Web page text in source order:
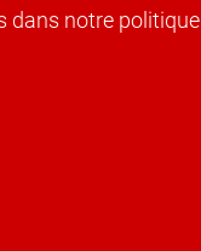
dans notre politique